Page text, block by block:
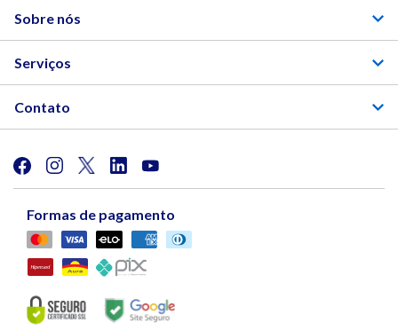
Sobre nós
Serviços
Contato
Formas de pagamento